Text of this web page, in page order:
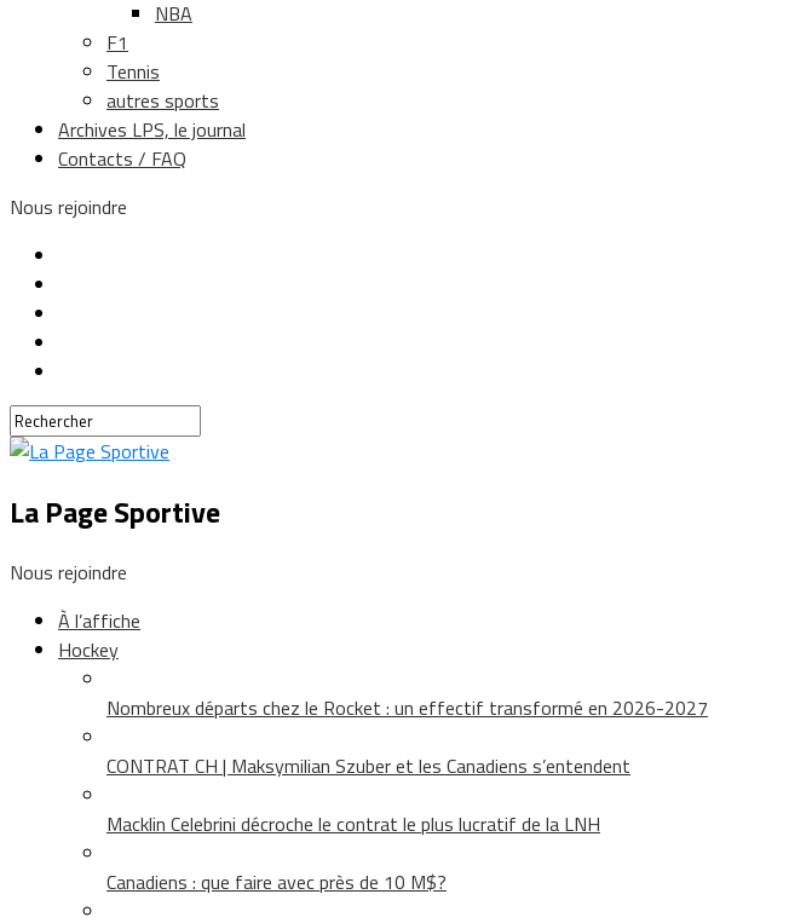
NBA
F1
Tennis
autres sports
Archives LPS, le journal
Contacts / FAQ
Nous rejoindre
La Page Sportive
Nous rejoindre
À l’affiche
Hockey
Nombreux départs chez le Rocket : un effectif transformé en 2026-2027
CONTRAT CH | Maksymilian Szuber et les Canadiens s’entendent
Macklin Celebrini décroche le contrat le plus lucratif de la LNH
Canadiens : que faire avec près de 10 M$?